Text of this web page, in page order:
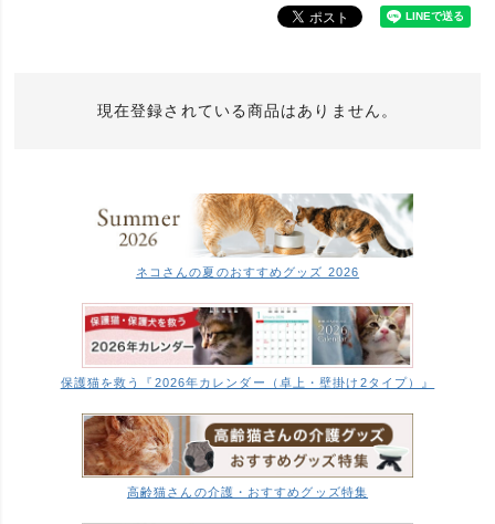
現在登録されている商品はありません。
ネコさんの夏のおすすめグッズ 2026
保護猫を救う『2026年カレンダー（卓上・壁掛け2タイプ）』
高齢猫さんの介護・おすすめグッズ特集